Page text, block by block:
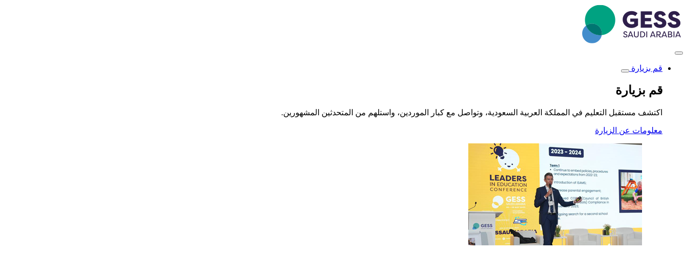
تجاوز
إلى
المحتوى
الرئيسي
قم بزيارة
Toggle
قم بزيارة
اكتشف مستقبل التعليم في المملكة العربية السعودية، وتواصل مع كبار الموردين، واستلهم من المتحدثين المشهورين.
معلومات عن الزيارة